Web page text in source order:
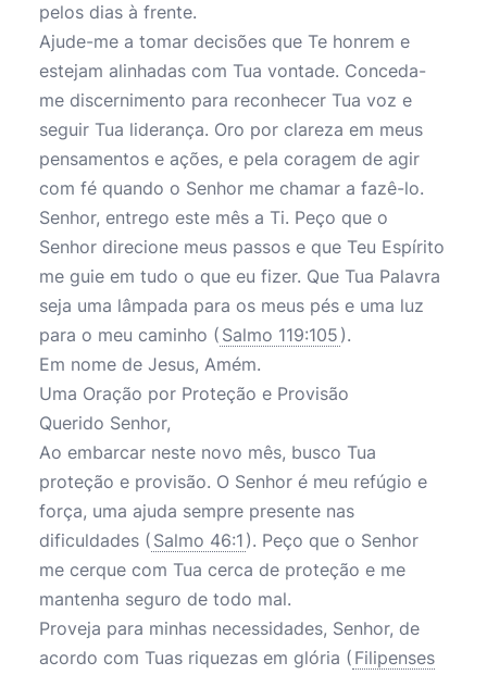
pelos dias à frente.
Ajude-me a tomar decisões que Te honrem e
estejam alinhadas com Tua vontade. Conceda-
me discernimento para reconhecer Tua voz e
seguir Tua liderança. Oro por clareza em meus
pensamentos e ações, e pela coragem de agir
com fé quando o Senhor me chamar a fazê-lo.
Senhor, entrego este mês a Ti. Peço que o
Senhor direcione meus passos e que Teu Espírito
me guie em tudo o que eu fizer. Que Tua Palavra
seja uma lâmpada para os meus pés e uma luz
para o meu caminho ( Salmo 119:105 ).
Em nome de Jesus, Amém.
Uma Oração por Proteção e Provisão
Querido Senhor,
Ao embarcar neste novo mês, busco Tua
proteção e provisão. O Senhor é meu refúgio e
força, uma ajuda sempre presente nas
dificuldades ( Salmo 46:1 ). Peço que o Senhor
me cerque com Tua cerca de proteção e me
mantenha seguro de todo mal.
Proveja para minhas necessidades, Senhor, de
acordo com Tuas riquezas em glória ( Filipenses